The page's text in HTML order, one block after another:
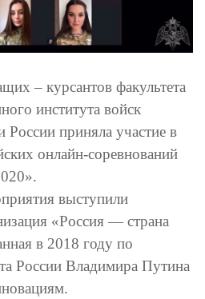
– курсантов факультета
института войск
России приняла участие в
онлайн-соревнований
выступили
«Россия — страна
в 2018 году по
России Владимира Путина